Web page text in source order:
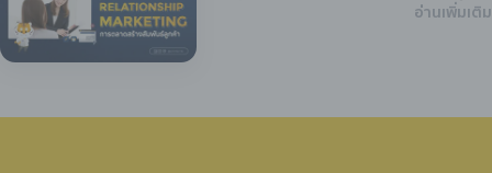
อ่านเพิ่มเติม